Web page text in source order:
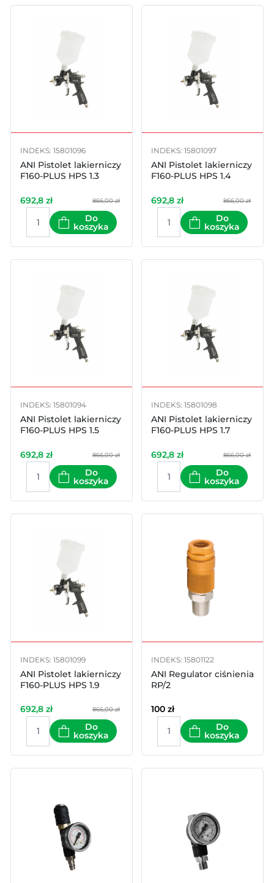
INDEKS: 15801096
ANI Pistolet lakierniczy
F160-PLUS HPS 1.3
692,8 zł 866,00 zł
Do
koszyka
INDEKS: 15801097
ANI Pistolet lakierniczy
F160-PLUS HPS 1.4
692,8 zł 866,00 zł
Do
koszyka
INDEKS: 15801094
ANI Pistolet lakierniczy
F160-PLUS HPS 1.5
692,8 zł 866,00 zł
Do
koszyka
INDEKS: 15801098
ANI Pistolet lakierniczy
F160-PLUS HPS 1.7
692,8 zł 866,00 zł
Do
koszyka
INDEKS: 15801099
ANI Pistolet lakierniczy
F160-PLUS HPS 1.9
692,8 zł 866,00 zł
Do
koszyka
INDEKS: 15801122
ANI Regulator ciśnienia
RP/2
100 zł
Do
koszyka